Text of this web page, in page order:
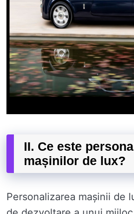
II. Ce este
mașinilor de lux?
Personalizarea mașinii de